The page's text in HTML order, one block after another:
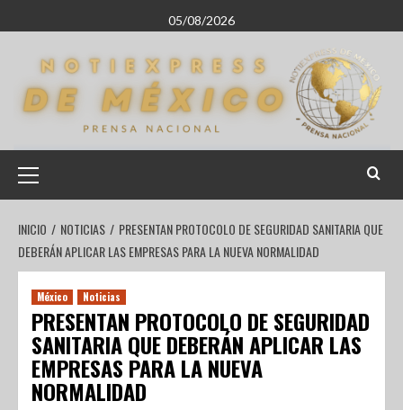
05/08/2026
INICIO NOTICIAS
PRESENTAN PROTOCOLO DE SEGURIDAD SANITARIA QUE
DEBERÁN APLICAR LAS EMPRESAS PARA LA NUEVA NORMALIDAD
México Noticias
PRESENTAN PROTOCOLO DE SEGURIDAD
SANITARIA QUE DEBERÁN APLICAR LAS
EMPRESAS PARA LA NUEVA
NORMALIDAD